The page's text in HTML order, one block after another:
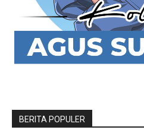
BERITA POPULER